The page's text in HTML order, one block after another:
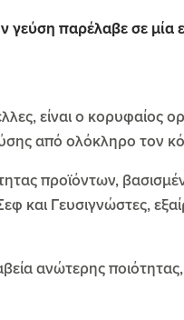
παρέλαβε σε μία
είναι ο κορυφαίος
από ολόκληρο τον
προϊόντων,
και Γευσιγνώστες,
ανώτερης ποιότητας,